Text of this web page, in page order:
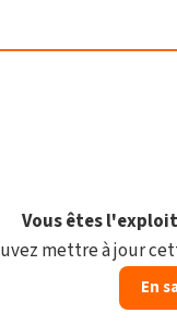
Vous êtes
mettre à jour
En